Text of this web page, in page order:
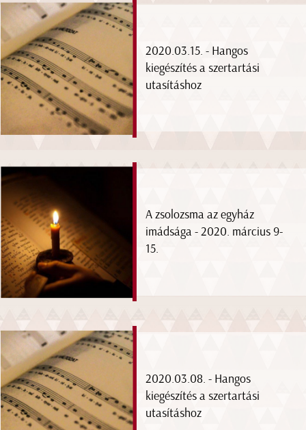
2020.03.15. - Hangos
kiegészítés a szertartási
utasításhoz
A zsolozsma az egyház
imádsága - 2020. március 9-
15.
2020.03.08. - Hangos
kiegészítés a szertartási
utasításhoz